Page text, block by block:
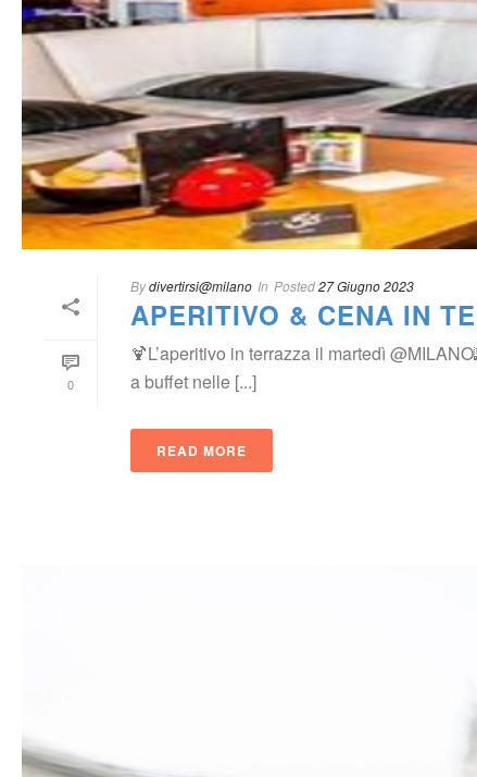
0
Bydivertirsi@milano In Posted27 Giugno 2023
APERITIVO & CENA IN
🍹L’aperitivo in terrazza il martedì
a buffet nelle [...]
READ MORE